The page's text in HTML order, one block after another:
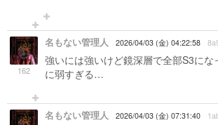
162
名もない管理人 2026/04/03 (金) 04:22:58
強いには強いけど鏡深層で全部S3に
に弱すぎる…
名もない管理人 2026/04/03 (金) 07:31:40